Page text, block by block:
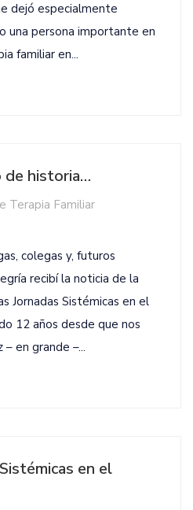
dejó especialmente
una persona importante en
familiar en...
de historia…
Terapia Familiar
colegas y, futuros
recibí la noticia de la
Jornadas Sistémicas en el
12 años desde que nos
en grande –...
en el